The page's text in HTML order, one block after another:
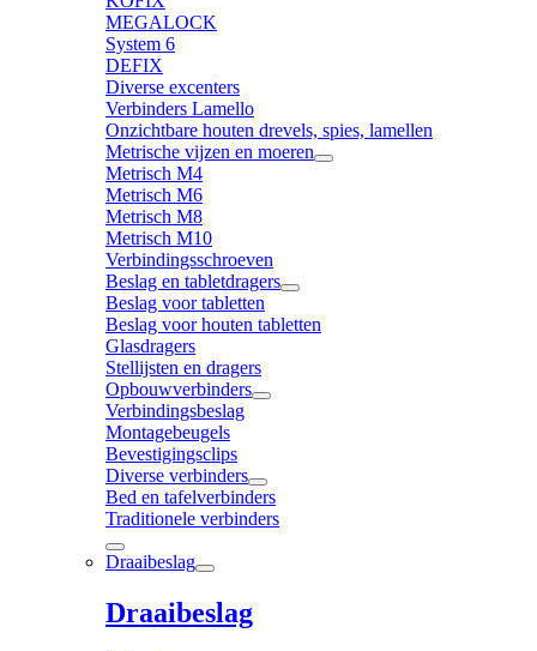
MEGALOCK
System 6
DEFIX
Diverse excenters
Verbinders Lamello
Onzichtbare houten drevels, spies, lamellen
Metrische vijzen en moeren
Metrisch M4
Metrisch M6
Metrisch M8
Metrisch M10
Verbindingsschroeven
Beslag en tabletdragers
Beslag voor tabletten
Beslag voor houten tabletten
Glasdragers
Stellijsten en dragers
Opbouwverbinders
Verbindingsbeslag
Montagebeugels
Bevestigingsclips
Diverse verbinders
Bed en tafelverbinders
Traditionele verbinders
Draaibeslag
Draaibeslag